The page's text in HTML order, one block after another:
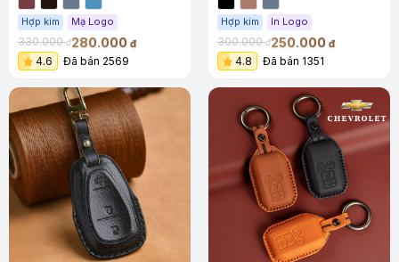
Hợp kim Mạ Logo
330.000đ280.000 đ
4.6 Đã bán 2569
Hợp kim In Logo
300.000đ250.000 đ
4.8 Đã bán 1351